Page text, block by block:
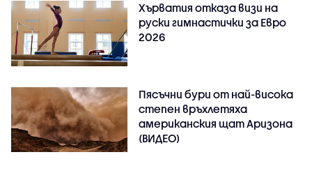
Хърватия отказа визи на
руски гимнастички за Евро
2026
Пясъчни бури от най-висока
степен връхлетяха
американския щат Аризона
(ВИДЕО)